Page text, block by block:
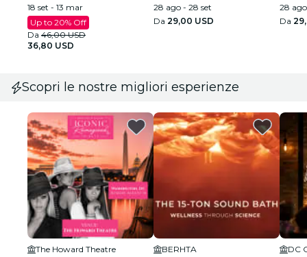
18 set - 13 mar
Up to 20% Off
Da 46,00 USD
36,80 USD
28 ago - 28 set
Da 29,00 USD
28
Da
Scopri le nostre migliori esperienze
The Howard Theatre
BERHTA